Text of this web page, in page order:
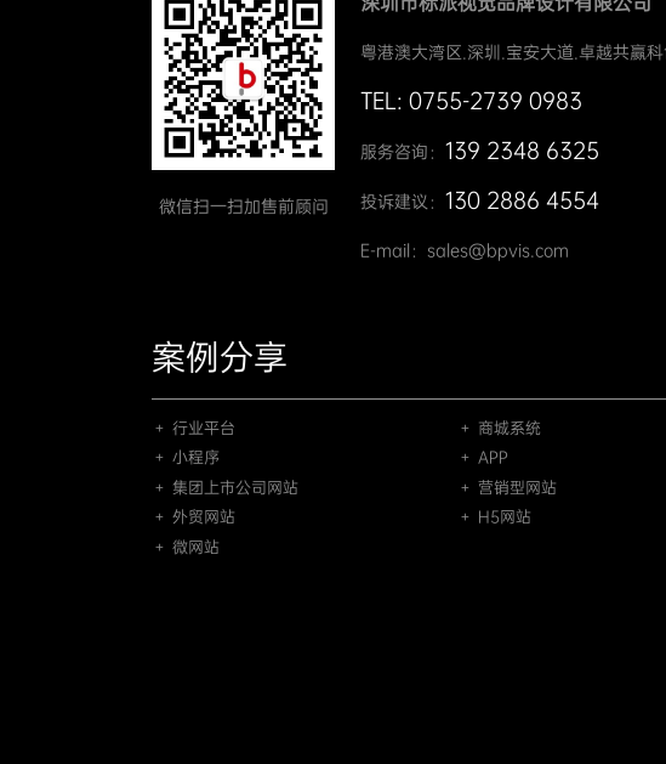
微信扫一扫加售前顾问
粤港澳大湾区.深圳.宝安大道.卓越共赢
TEL: 0755-2739 0983
服务咨询： 139 2348 6325
投诉建议： 130 2886 4554
E-mail：sales@bpvis.com
案例分享
＋ 行业平台
＋ 商城系统
＋ 小程序
＋ APP
＋ 集团上市公司网站
＋ 营销型网站
＋ 外贸网站
＋ H5网站
＋ 微网站